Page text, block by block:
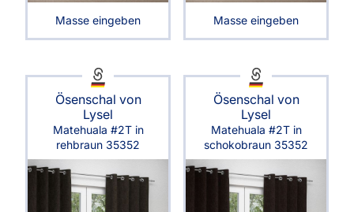
Masse eingeben Masse eingeben
Ösenschal von
Lysel
Matehuala #2T in
rehbraun 35352
Ösenschal von
Lysel
Matehuala #2T in
schokobraun 35352